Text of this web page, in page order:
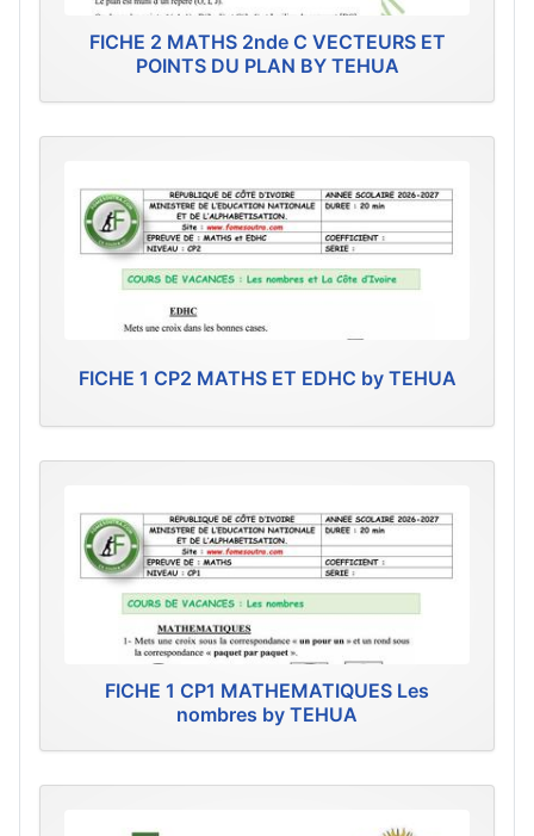
FICHE 2 MATHS 2nde C VECTEURS ET
POINTS DU PLAN BY TEHUA
FICHE 1 CP2 MATHS ET EDHC by TEHUA
FICHE 1 CP1 MATHEMATIQUES Les
nombres by TEHUA